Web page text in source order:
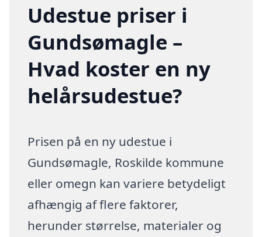
Udestue priser i
Gundsømagle –
Hvad koster en ny
helårsudestue?
Prisen på en ny udestue i
Gundsømagle, Roskilde kommune
eller omegn kan variere betydeligt
afhængig af flere faktorer,
herunder størrelse, materialer og